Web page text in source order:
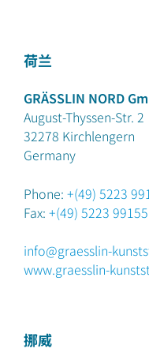
荷兰
GRÄSSLIN NORD
August-Thyssen-Str. 2
32278 Kirchlengern
Germany
Phone: +(49) 5223
Fax: +(49) 5223
info@graesslin-
www.graesslin-
挪威